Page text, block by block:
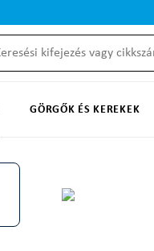
GÖRGŐK ÉS KEREKEK